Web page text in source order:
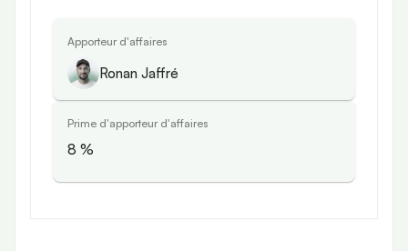
Apporteur d'affaires
Ronan Jaffré
Prime d'apporteur d'affaires
8 %